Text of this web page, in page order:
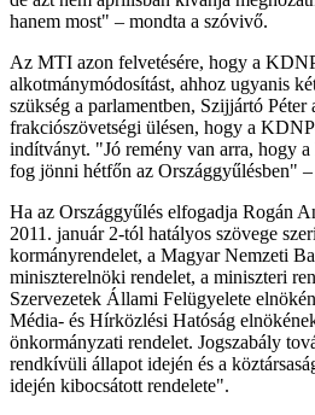
hanem most" – mondta a szóvivő.
Az MTI azon felvetésére, hogy a
alkotmánymódosítást, ahhoz ugyanis
szükség a parlamentben, Szijjártó Péter
frakciószövetségi ülésen, hogy a
indítványt. "Jó remény van arra, hogy a
fog jönni hétfőn az Országgyűlésben" –
Ha az Országgyűlés elfogadja Rogán
2011. január 2-tól hatályos szövege
kormányrendelet, a Magyar Nemzeti
miniszterelnöki rendelet, a miniszteri
Szervezetek Állami Felügyelete
Média- és Hírközlési Hatóság
önkormányzati rendelet. Jogszabály
rendkívüli állapot idején és a
idején kibocsátott rendelete".